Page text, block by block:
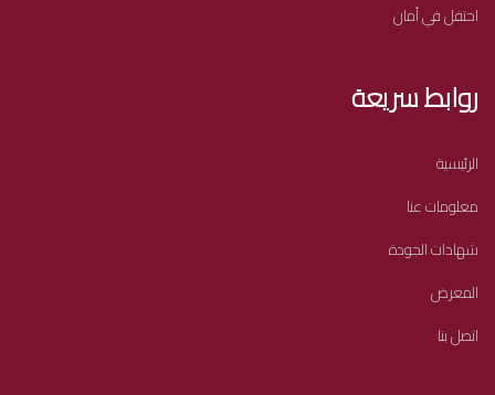
احتفل في أمان
روابط سريعة
الرئيسية
معلومات عنا
شهادات الجودة
المعرض
اتصل بنا